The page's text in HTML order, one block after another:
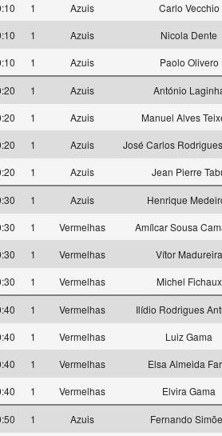
1 Azuis
Carlo Vecchio
1 Azuis
Nicola Dente
1 Azuis Paolo Olivero
1 Azuis
António
1 Azuis
Manuel Alves
1 Azuis
José Carlos
1 Azuis Jean Pierre
1 Azuis
Henrique
1 Vermelhas
Amílcar Sousa
1 Vermelhas
Vítor Madureira
1 Vermelhas Michel Fichaux
1 Vermelhas
Ilídio Rodrigues
1 Vermelhas
Luiz Gama
1 Vermelhas
Elsa Almeida
1 Vermelhas Elvira Gama
1 Azuis Fernando